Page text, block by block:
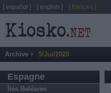
Archive 5/Jui/2020
Espagne
Îles Baléares
[ español ] [ english ] [ français ]